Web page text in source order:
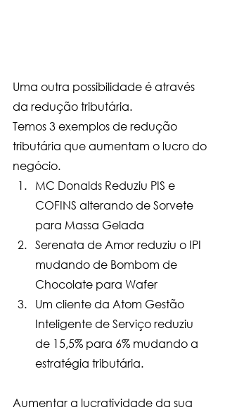
Uma outra possibilidade é através
da redução tributária.
Temos 3 exemplos de redução
tributária que aumentam o lucro do
negócio.
MC Donalds Reduziu PIS e
COFINS alterando de Sorvete
para Massa Gelada
Serenata de Amor reduziu o IPI
mudando de Bombom de
Chocolate para Wafer
Um cliente da Atom Gestão
Inteligente de Serviço reduziu
de 15,5% para 6% mudando a
estratégia tributária.
Aumentar a lucratividade da sua